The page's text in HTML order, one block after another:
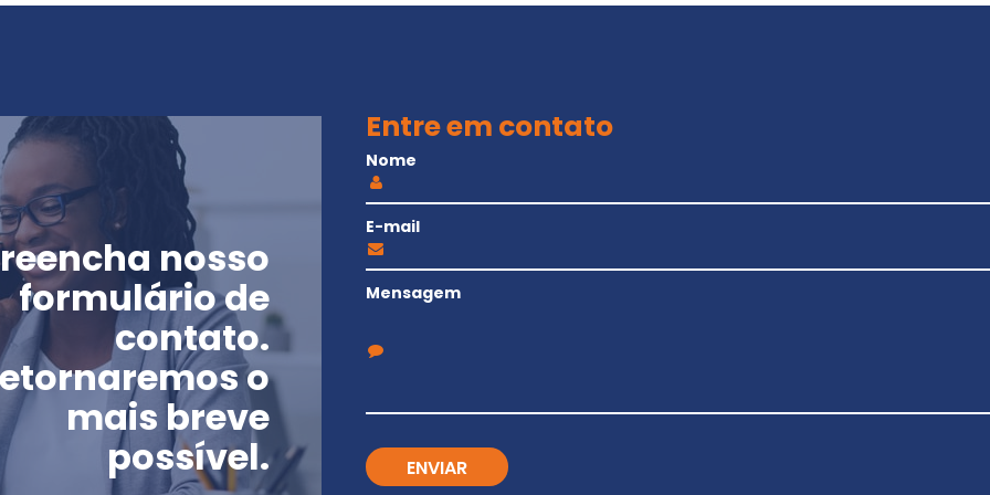
nosso
formulário de
contato.
o
mais breve
possível.
Entre em contato
Nome
E-mail
Mensagem